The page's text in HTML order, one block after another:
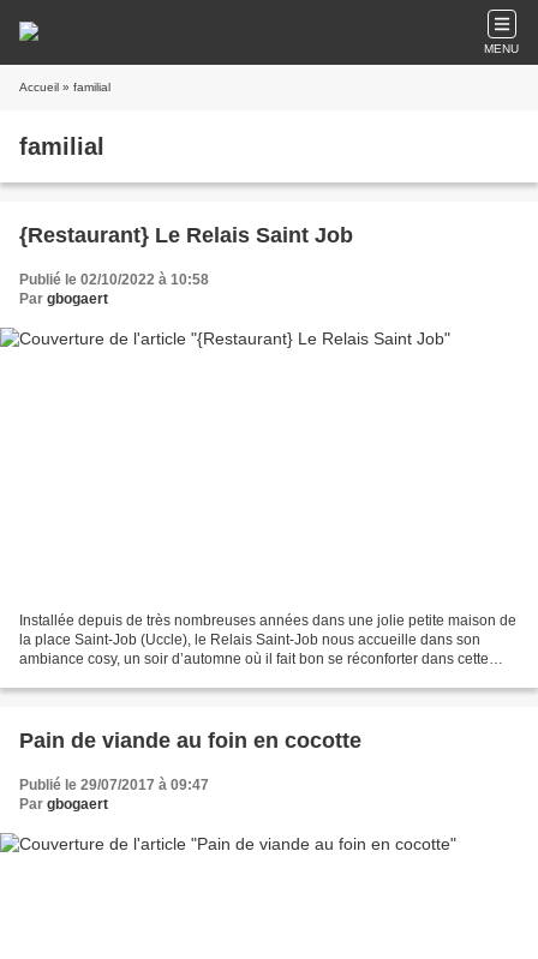
MENU
Accueil » familial
familial
{Restaurant} Le Relais Saint Job
Publié le 02/10/2022 à 10:58
Par gbogaert
Installée depuis de très nombreuses années dans une jolie petite maison de
la place Saint-Job (Uccle), le Relais Saint-Job nous accueille dans son
ambiance cosy, un soir d’automne où il fait bon se réconforter dans cette
Pain de viande au foin en cocotte
Publié le 29/07/2017 à 09:47
Par gbogaert